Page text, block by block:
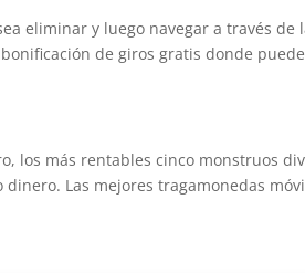
eliminar y luego navegar a través de
de giros gratis donde
los más rentables cinco monstruos
dinero. Las mejores tragamonedas